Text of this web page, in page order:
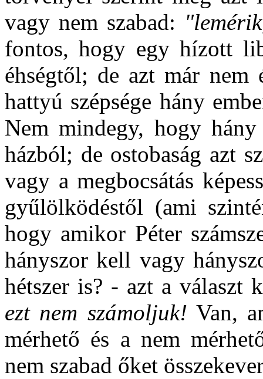
vagy nem szabad:
fontos, hogy egy hízott
éhségtől; de azt már nem
hattyú szépsége hány
Nem mindegy, hogy
házból; de ostobaság azt
vagy a megbocsátás
gyűlölködéstől (ami
hogy amikor Péter
hányszor kell vagy
hétszer is? - azt a választ
ezt nem számoljuk! Van,
mérhető és a nem
nem szabad őket